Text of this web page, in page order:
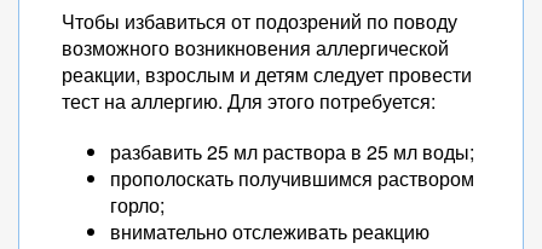
Чтобы избавиться от подозрений по поводу
возможного возникновения аллергической
реакции, взрослым и детям следует провести
тест на аллергию. Для этого потребуется:
разбавить 25 мл раствора в 25 мл воды;
прополоскать получившимся раствором
горло;
внимательно отслеживать реакцию